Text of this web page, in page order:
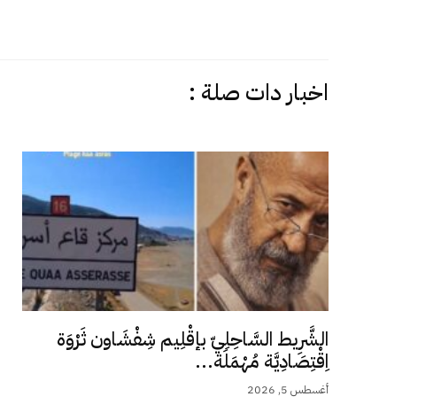
اخبار دات صلة :
الشَّرِيط السَّاحِلِيّ بإقْلِيم شِفْشَاون ثَرْوَة
اِقْتِصَادِيَّة مُهْمَلَة...
أغسطس 5, 2026